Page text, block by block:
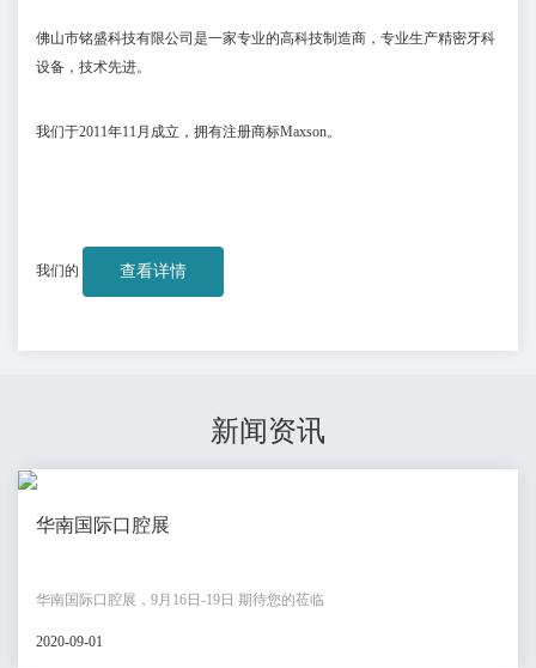
佛山市铭盛科技有限公司是一家专业的高科技制造商，专业生产精密牙科
设备，技术先进。
我们于2011年11 月成立，拥有注册商标Maxson。
我们的 查看详情
新闻资讯
华南国际口腔展
华南国际口腔展，9月16日-19日 期待您的莅临
2020-09-01